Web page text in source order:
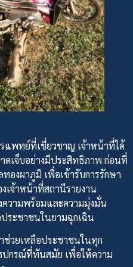
แพทย์ที่เชี่ยวชาญ เจ้าหน้าที่ได้
ดเจ็บอย่างมีประสิทธิภาพ ก่อนที่
องผาภูมิ เพื่อเข้ารับการรักษา
จ้าหน้าที่สถานีรายงาน
วามพร้อมและความมุ่งมั่น
ระชาชนในยามฉุกเฉิน
ช่วยเหลือประชาชนในทุก
ปกรณ์ที่ทันสมัย เพื่อให้ความ